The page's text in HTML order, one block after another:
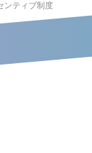
ンティブ制度